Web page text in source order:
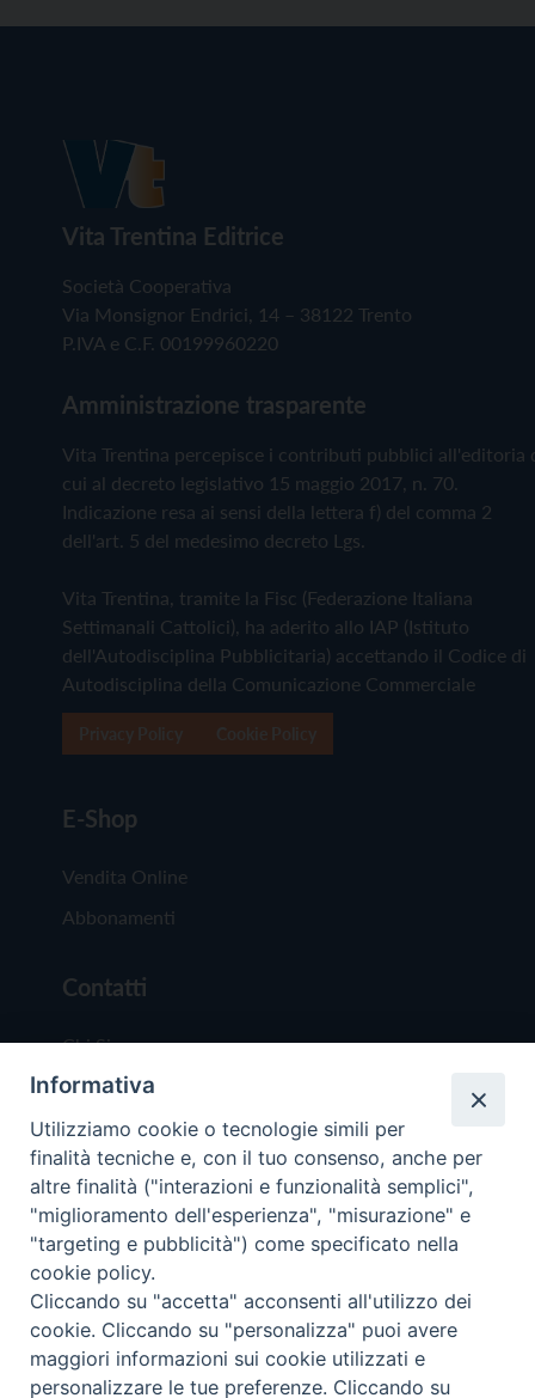
Vita Trentina Editrice
Società Cooperativa
Via Monsignor Endrici, 14 – 38122 Trento
P.IVA e C.F. 00199960220
Amministrazione trasparente
Vita Trentina percepisce i contributi pubblici all'editoria
cui al decreto legislativo 15 maggio 2017, n. 70.
Indicazione resa ai sensi della lettera f) del comma 2
dell'art. 5 del medesimo decreto Lgs.
Vita Trentina, tramite la Fisc (Federazione Italiana
Settimanali Cattolici), ha aderito allo IAP (Istituto
dell'Autodisciplina Pubblicitaria) accettando il Codice di
Autodisciplina della Comunicazione Commerciale
E-Shop
Vendita Online
Abbonamenti
Contatti
Chi Siamo
Redazione
Scrivici
Copyright © 2019 - Tutti i diritti riservati - Vita
Trentina Editrice
Privacy Policy
Informativa
Utilizziamo cookie o tecnologie simili per
finalità tecniche e, con il tuo consenso, anche per
altre finalità ("interazioni e funzionalità semplici",
"miglioramento dell'esperienza", "misurazione" e
"targeting e pubblicità") come specificato nella
cookie policy.
Cliccando su "accetta" acconsenti all'utilizzo dei
cookie. Cliccando su "personalizza" puoi avere
maggiori informazioni sui cookie utilizzati e
personalizzare le tue preferenze. Cliccando su